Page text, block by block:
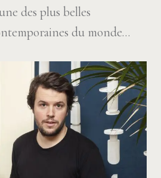
des plus belles
du monde…